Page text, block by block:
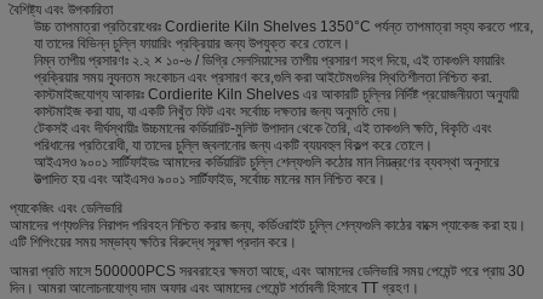
বৈশিষ্ট্য এবং উপকারিতা
উচ্চ তাপমাত্রা প্রতিরোধেরঃ Cordierite Kiln Shelves 1350°C পর্যন্ত তাপমাত্রা সহ্য করতে পারে,
যা তাদের বিভিন্ন চুল্লি ফায়ারিং প্রক্রিয়ার জন্য উপযুক্ত করে তোলে।
নিম্ন তাপীয় প্রসারণঃ ২.২ × ১০-৬ / ডিগ্রি সেলসিয়াসের তাপীয় প্রসারণ সহগ দিয়ে, এই তাকগুলি ফায়ারিং
প্রক্রিয়ার সময় ন্যূনতম সংকোচন এবং প্রসারণ করে,গুলি করা আইটেমগুলির স্থিতিশীলতা নিশ্চিত করা.
কাস্টমাইজযোগ্য আকারঃ Cordierite Kiln Shelves এর আকারটি চুল্লির নির্দিষ্ট প্রয়োজনীয়তা অনুযায়ী
কাস্টমাইজ করা যায়, যা একটি নিখুঁত ফিট এবং সর্বোচ্চ দক্ষতার জন্য অনুমতি দেয়।
টেকসই এবং দীর্ঘস্থায়ীঃ উচ্চমানের কর্ডিয়ারিট-মুলিট উপাদান থেকে তৈরি, এই তাকগুলি ক্ষতি, বিকৃতি এবং
পরিধানের প্রতিরোধী, যা তাদের চুল্লি জ্বলানোর জন্য একটি ব্যয়বহুল বিকল্প করে তোলে।
আইএসও ৯০০১ সার্টিফাইডঃ আমাদের কর্ডিয়ারিট চুল্লি শেল্ফগুলি কঠোর মান নিয়ন্ত্রণের ব্যবস্থা অনুসারে
উত্পাদিত হয় এবং আইএসও ৯০০১ সার্টিফাইড, সর্বোচ্চ মানের মান নিশ্চিত করে।
প্যাকেজিং এবং ডেলিভারি
আমাদের পণ্যগুলির নিরাপদ পরিবহন নিশ্চিত করার জন্য, কর্ডিওরাইট চুল্লি শেল্ফগুলি কাঠের বাক্সে প্যাকেজ করা হয়।
এটি শিপিংয়ের সময় সম্ভাব্য ক্ষতির বিরুদ্ধে সুরক্ষা প্রদান করে।
আমরা প্রতি মাসে 500000PCS সরবরাহের ক্ষমতা আছে, এবং আমাদের ডেলিভারি সময় পেমেন্ট পরে প্রায় 30
দিন। আমরা আলোচনাযোগ্য দাম অফার এবং আমাদের পেমেন্ট শর্তাবলী হিসাবে TT গ্রহণ।